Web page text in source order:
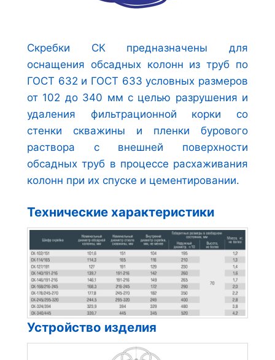
Скребки СК предназначены для
оснащения обсадных колонн из труб по
ГОСТ 632 и ГОСТ 633 условных размеров
от 102 до 340 мм с целью разрушения и
удаления фильтрационной корки со
стенки скважины и пленки бурового
раствора с внешней поверхности
обсадных труб в процессе расхаживания
колонн при их спуске и цементировании.
Технические характеристики
Устройство изделия